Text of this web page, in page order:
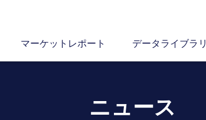
マーケットレポート データライブラリ
ニュース